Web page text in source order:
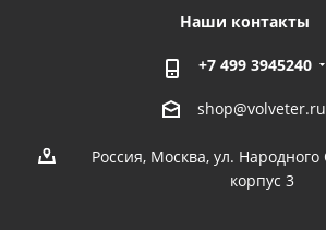
Наши контакты
+7 499 3945240
shop@volveter.ru
Россия, Москва, ул.
корпус 3